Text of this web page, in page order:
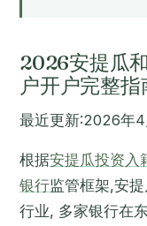
2026安提瓜
户开户完整指
最近更新:2026年4
根据安提瓜投资入
银行监管框架,安
行业, 多家银行在